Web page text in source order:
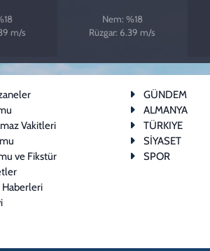
m/s
Nem: %18
Rüzgar: 6.39 m/s
Vakitleri
ve Fikstür
Haberleri
GÜNDEM
ALMANYA
TÜRKIYE
SİYASET
SPOR